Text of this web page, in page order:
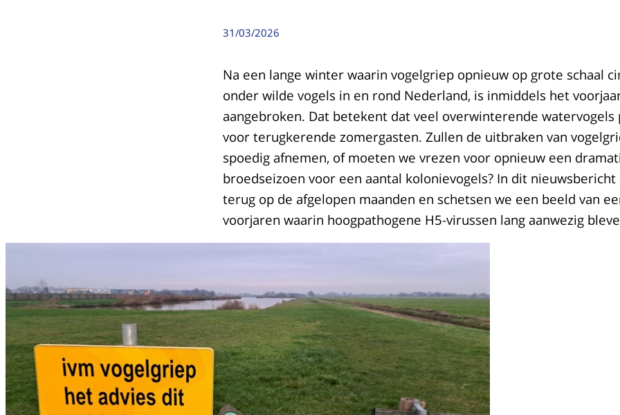
31/03/2026
Na een lange winter waarin vogelgriep opnieuw op grote schaal
onder wilde vogels in en rond Nederland, is inmiddels het
aangebroken. Dat betekent dat veel overwinterende watervogels
voor terugkerende zomergasten. Zullen de uitbraken van
spoedig afnemen, of moeten we vrezen voor opnieuw een
broedseizoen voor een aantal kolonievogels? In dit
terug op de afgelopen maanden en schetsen we een beeld van
voorjaren waarin hoogpathogene H5-virussen lang aanwezig